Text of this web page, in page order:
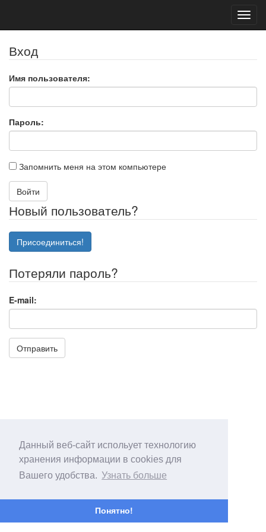
Данный веб-сайт испольует технологию
хранения информации в cookies для
Вашего удобства. Узнать больше
Понятно!
Вход
Имя пользователя:
Пароль:
Запомнить меня на этом компьютере
Войти
Новый пользователь?
Присоединиться!
Потеряли пароль?
E-mail:
Отправить